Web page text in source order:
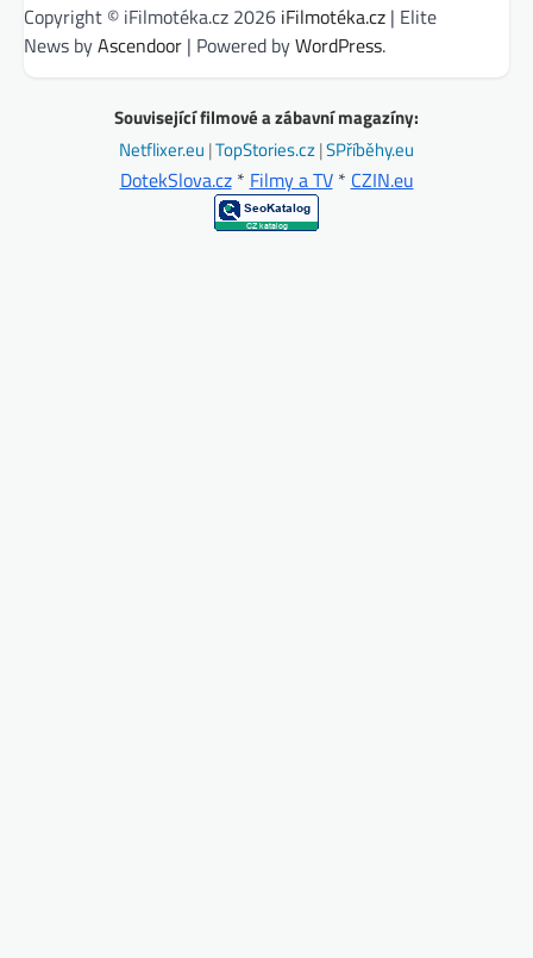
Copyright © iFilmotéka.cz 2026 iFilmotéka.cz | Elite
News byAscendoor | Powered byWordPress.
Související filmové a zábavní magazíny:
Netflixer.eu |TopStories.cz|SPříběhy.eu
DotekSlova.cz* Filmy a TV* CZIN.eu